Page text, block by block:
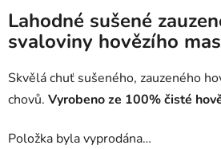
Lahodné sušené
svaloviny hovězího
Skvělá chuť sušeného, zauzeného
chovů. Vyrobeno ze 100% čisté
Položka byla vyprodána…